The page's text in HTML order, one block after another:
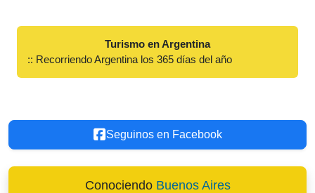
Turismo en Argentina
:: Recorriendo Argentina los 365 días del año
Seguinos en Facebook
Conociendo Buenos Aires